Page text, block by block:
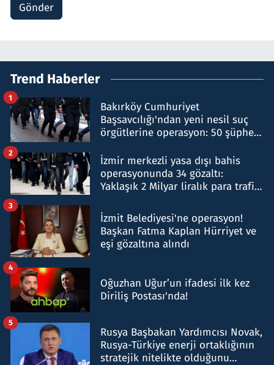
Gönder
Trend Haberler
Bakırköy Cumhuriyet
Başsavcılığı'ndan yeni nesil suç
örgütlerine operasyon: 50 şüpheli
1
İzmir merkezli yasa dışı bahis
operasyonunda 34 gözaltı:
Yaklaşık 2 Milyar liralık para trafiği
2
İzmit Belediyesi'ne operasyon!
Başkan Fatma Kaplan Hürriyet ve
eşi gözaltına alındı
3
Oğuzhan Uğur’un ifadesi ilk kez
Diriliş Postası'nda!
4
Rusya Başbakan Yardımcısı Novak,
Rusya-Türkiye enerji ortaklığının
stratejik nitelikte olduğunu
5